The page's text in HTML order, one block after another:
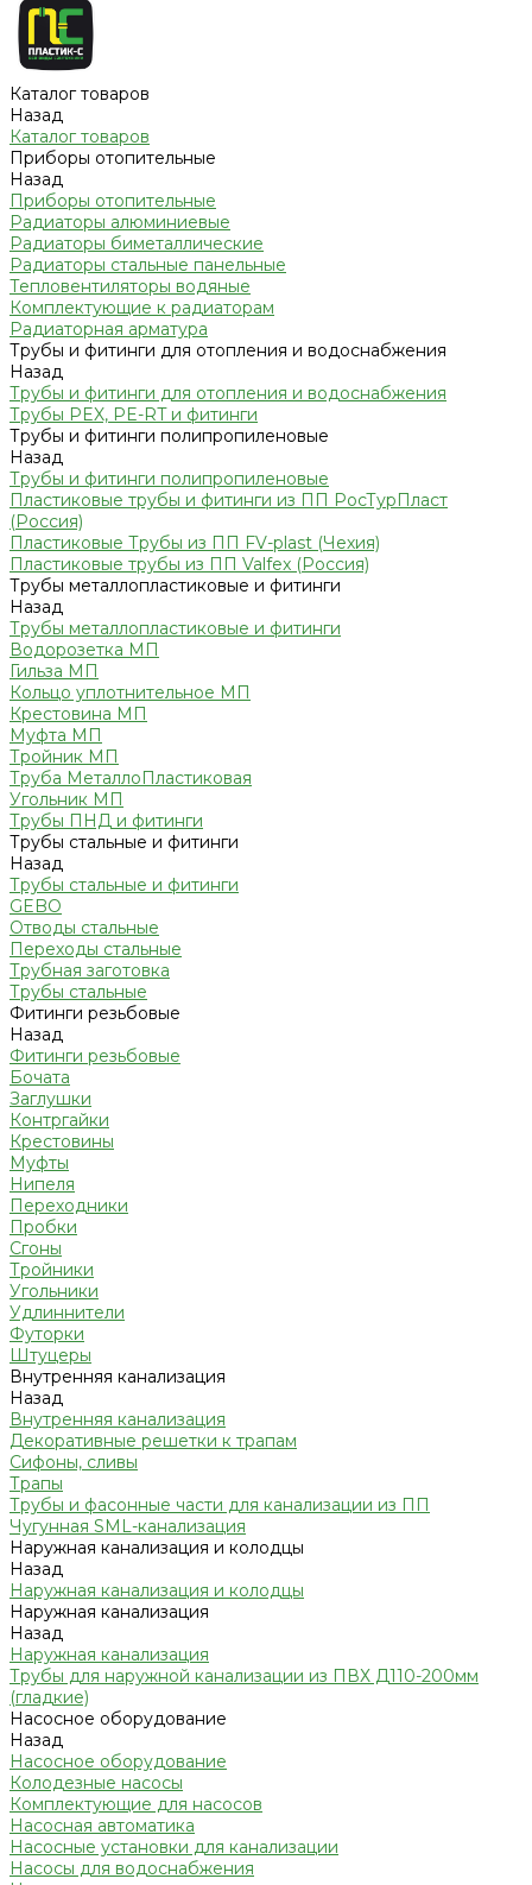
Каталог товаров
Назад
Каталог товаров
Приборы отопительные
Назад
Приборы отопительные
Радиаторы алюминиевые
Радиаторы биметаллические
Радиаторы стальные панельные
Тепловентиляторы водяные
Комплектующие к радиаторам
Радиаторная арматура
Трубы и фитинги для отопления и водоснабжения
Назад
Трубы и фитинги для отопления и водоснабжения
Трубы PEX, PE-RT и фитинги
Трубы и фитинги полипропиленовые
Назад
Трубы и фитинги полипропиленовые
Пластиковые трубы и фитинги из ПП РосТурПласт
(Россия)
Пластиковые Трубы из ПП FV-plast (Чехия)
Пластиковые трубы из ПП Valfex (Россия)
Трубы металлопластиковые и фитинги
Назад
Трубы металлопластиковые и фитинги
Водорозетка МП
Гильза МП
Кольцо уплотнительное МП
Крестовина МП
Муфта МП
Тройник МП
Труба МеталлоПластиковая
Угольник МП
Трубы ПНД и фитинги
Трубы стальные и фитинги
Назад
Трубы стальные и фитинги
GEBO
Отводы стальные
Переходы стальные
Трубная заготовка
Трубы стальные
Фитинги резьбовые
Назад
Фитинги резьбовые
Бочата
Заглушки
Контргайки
Крестовины
Муфты
Нипеля
Переходники
Пробки
Сгоны
Тройники
Угольники
Удлиннители
Футорки
Штуцеры
Внутренняя канализация
Назад
Внутренняя канализация
Декоративные решетки к трапам
Сифоны, сливы
Трапы
Трубы и фасонные части для канализации из ПП
Чугунная SML-канализация
Наружная канализация и колодцы
Назад
Наружная канализация и колодцы
Наружная канализация
Назад
Наружная канализация
Трубы для наружной канализации из ПВХ Д110-200мм
(гладкие)
Насосное оборудование
Назад
Насосное оборудование
Колодезные насосы
Комплектующие для насосов
Насосная автоматика
Насосные установки для канализации
Насосы для водоснабжения